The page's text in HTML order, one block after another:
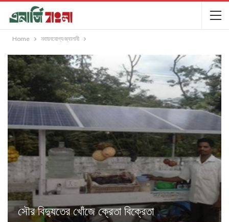
Home নবায়নযোগ্য জ্বালানী
সৌর বিদ্যুতের খোঁজে ক্রেতা বিক্রেতা